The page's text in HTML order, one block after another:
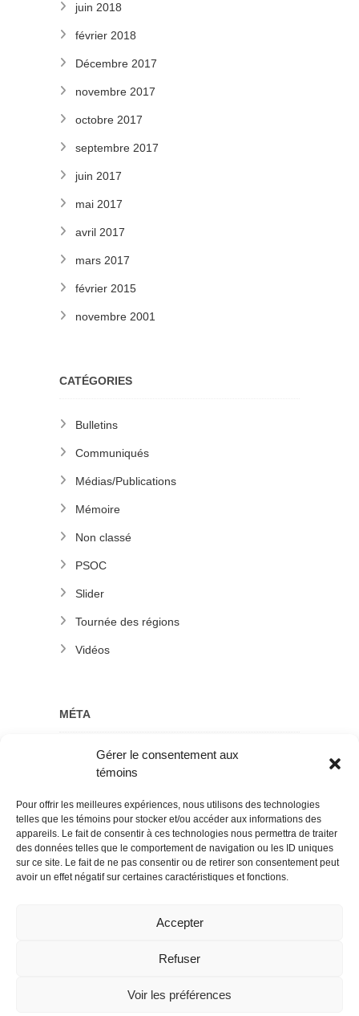
Gérer le consentement aux
témoins
Pour offrir les meilleures expériences, nous utilisons des technologies
telles que les témoins pour stocker et/ou accéder aux informations des
appareils. Le fait de consentir à ces technologies nous permettra de traiter
des données telles que le comportement de navigation ou les ID uniques
sur ce site. Le fait de ne pas consentir ou de retirer son consentement peut
avoir un effet négatif sur certaines caractéristiques et fonctions.
Accepter
Refuser
Voir les préférences
juin 2018
février 2018
Décembre 2017
novembre 2017
octobre 2017
septembre 2017
juin 2017
mai 2017
avril 2017
mars 2017
février 2015
novembre 2001
CATÉGORIES
Bulletins
Communiqués
Médias/Publications
Mémoire
Non classé
PSOC
Slider
Tournée des régions
Vidéos
MÉTA
Connexion
Flux des commentaires
Site de WordPress-FR
| Designed by: